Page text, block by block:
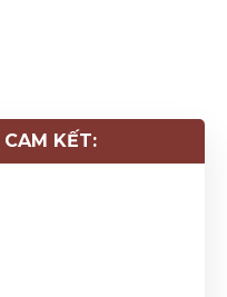
CAM KẾT: